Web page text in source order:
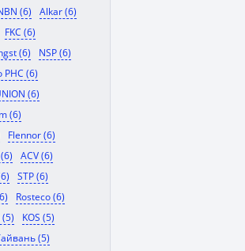
(6)
Alkar (6)
FKC (6)
(6)
NSP (6)
PHC (6)
(6)
(6)
Flennor (6)
ACV (6)
STP (6)
Rosteco (6)
KOS (5)
(5)